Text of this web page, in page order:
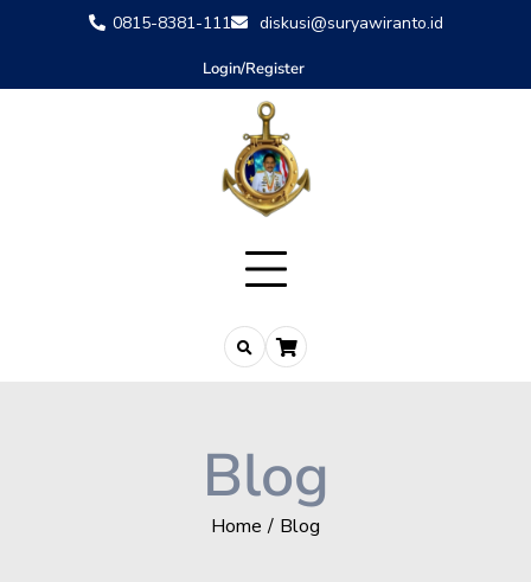
0815-8381-111 diskusi@suryawiranto.id
Login/Register
Blog
Home Blog